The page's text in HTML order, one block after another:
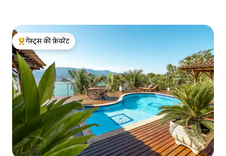
गेस्ट्स का टॉप फ़ेवरेट
गेस्ट्स की फ़ेवरेट